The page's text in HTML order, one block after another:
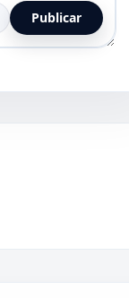
Publicar